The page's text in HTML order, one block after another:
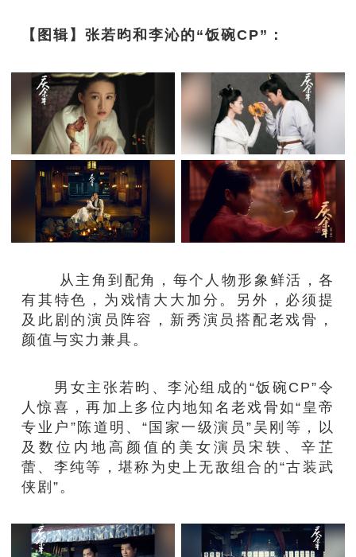
【图辑】张若昀和李沁的“饭碗CP”：
从主角到配角，每个人物形象鲜活，各
有其特色，为戏情大大加分。另外，必须提
及此剧的演员阵容，新秀演员搭配老戏骨，
颜值与实力兼具。
男女主张若昀、李沁组成的“饭碗CP”令
人惊喜，再加上多位内地知名老戏骨如“皇帝
专业户”陈道明、“国家一级演员”吴刚等，以
及数位内地高颜值的美女演员宋轶、辛芷
蕾、李纯等，堪称为史上无敌组合的“古装武
侠剧”。